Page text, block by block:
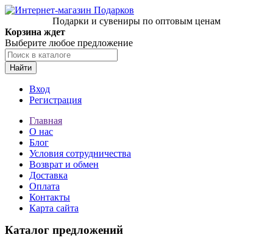
Подарки и сувениры по оптовым ценам
Корзина ждет
Выберите любое предложение
Найти
Вход
Регистрация
Главная
О нас
Блог
Условия сотрудничества
Возврат и обмен
Доставка
Оплата
Контакты
Карта сайта
Каталог предложений